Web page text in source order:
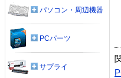
パソコン・周辺機器
PCパーツ
サプライ